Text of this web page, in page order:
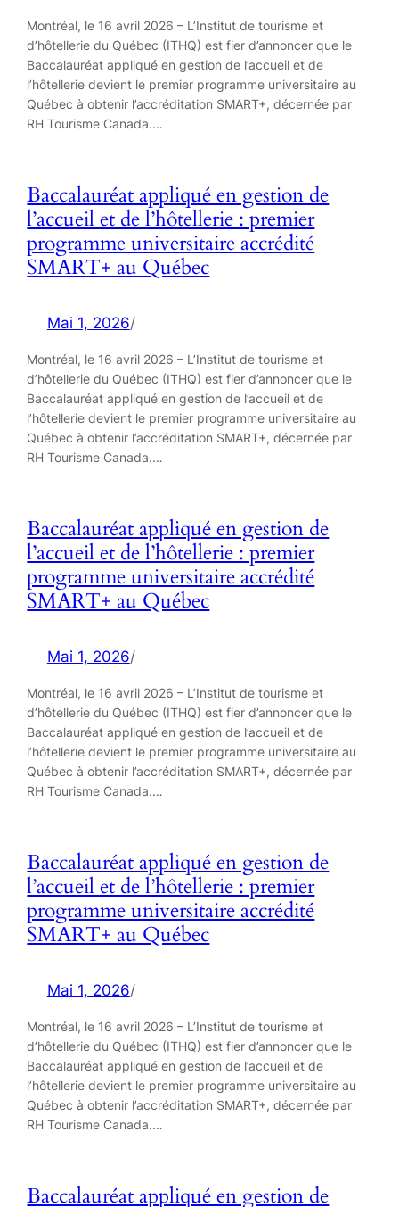
Montréal, le 16 avril 2026 – L’Institut de tourisme et
d’hôtellerie du Québec (ITHQ) est fier d’annoncer que le
Baccalauréat appliqué en gestion de l’accueil et de
l’hôtellerie devient le premier programme universitaire au
Québec à obtenir l’accréditation SMART+, décernée par
RH Tourisme Canada.…
Baccalauréat appliqué en gestion de
l’accueil et de l’hôtellerie : premier
programme universitaire accrédité
SMART+ au Québec
Mai 1, 2026/
Montréal, le 16 avril 2026 – L’Institut de tourisme et
d’hôtellerie du Québec (ITHQ) est fier d’annoncer que le
Baccalauréat appliqué en gestion de l’accueil et de
l’hôtellerie devient le premier programme universitaire au
Québec à obtenir l’accréditation SMART+, décernée par
RH Tourisme Canada.…
Baccalauréat appliqué en gestion de
l’accueil et de l’hôtellerie : premier
programme universitaire accrédité
SMART+ au Québec
Mai 1, 2026/
Montréal, le 16 avril 2026 – L’Institut de tourisme et
d’hôtellerie du Québec (ITHQ) est fier d’annoncer que le
Baccalauréat appliqué en gestion de l’accueil et de
l’hôtellerie devient le premier programme universitaire au
Québec à obtenir l’accréditation SMART+, décernée par
RH Tourisme Canada.…
Baccalauréat appliqué en gestion de
l’accueil et de l’hôtellerie : premier
programme universitaire accrédité
SMART+ au Québec
Mai 1, 2026/
Montréal, le 16 avril 2026 – L’Institut de tourisme et
d’hôtellerie du Québec (ITHQ) est fier d’annoncer que le
Baccalauréat appliqué en gestion de l’accueil et de
l’hôtellerie devient le premier programme universitaire au
Québec à obtenir l’accréditation SMART+, décernée par
RH Tourisme Canada.…
Baccalauréat appliqué en gestion de